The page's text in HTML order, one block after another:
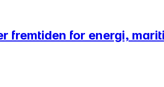
fremtiden for energi,